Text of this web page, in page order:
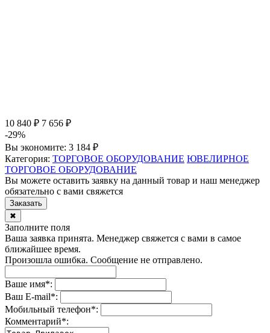
10 840 ₽ 7 656 ₽
-29%
Вы экономите: 3 184 ₽
Категория: ТОРГОВОЕ ОБОРУДОВАНИЕ ЮВЕЛИРНОЕ
ТОРГОВОЕ ОБОРУДОВАНИЕ
Вы можете оставить заявку на данный товар и наш менеджер
обязательно с вами свяжется
Заказать
✖
Заполните поля
Ваша заявка принята. Менеджер свяжется с вами в самое
ближайшее время.
Произошла ошибка. Сообщение не отправлено.
Ваше имя*:
Ваш E-mail*:
Мобильный телефон*:
Комментарий*: